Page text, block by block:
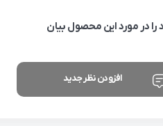
را در مورد این محصول بیان
افزودن نظر جدید